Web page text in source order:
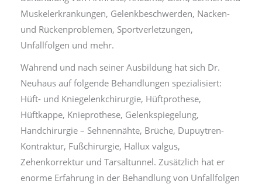
Muskelerkrankungen, Gelenkbeschwerden, Nacken-
und Rückenproblemen, Sportverletzungen,
Unfallfolgen und mehr.
Während und nach seiner Ausbildung hat sich Dr.
Neuhaus auf folgende Behandlungen spezialisiert:
Hüft- und Kniegelenkchirurgie, Hüftprothese,
Hüftkappe, Knieprothese, Gelenkspiegelung,
Handchirurgie – Sehnennähte, Brüche, Dupuytren-
Kontraktur, Fußchirurgie, Hallux valgus,
Zehenkorrektur und Tarsaltunnel. Zusätzlich hat er
enorme Erfahrung in der Behandlung von Unfallfolgen